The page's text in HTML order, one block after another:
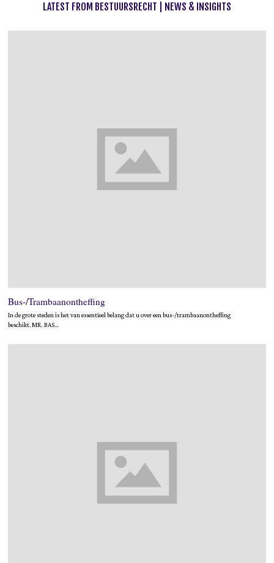
LATEST FROM BESTUURSRECHT | NEWS & INSIGHTS
Bus-/Trambaanontheffing
In de grote steden is het van essentïeel belang dat u over een bus-/trambaanontheffing
beschikt. MR. BAS…